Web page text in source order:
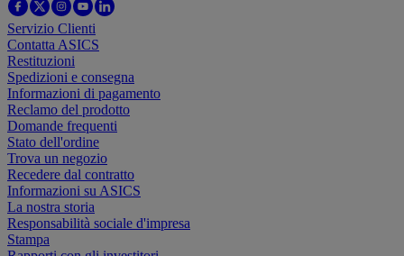
Servizio Clienti
Contatta ASICS
Restituzioni
Spedizioni e consegna
Informazioni di pagamento
Reclamo del prodotto
Domande frequenti
Stato dell'ordine
Trova un negozio
Recedere dal contratto
Informazioni su ASICS
La nostra storia
Responsabilità sociale d'impresa
Stampa